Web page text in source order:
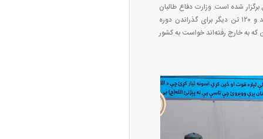
شده است. وزارت دفاع طالبان
می‌گوید این سه خلبان پس از گذراندن دوره‌های آموزشی حرفه‌ای نظری و عملی از مرکز دفاع هوایی فارغ شده‌اند و ۱۲۰ تن دیگر برای گذراندن دوره
که به خارج رفته‌اند خواست به کشور